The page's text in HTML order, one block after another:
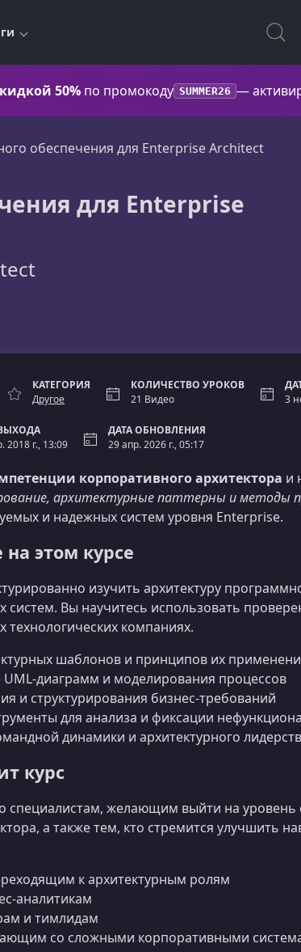
50% по промокоду SUMMER26 —
обеспечения для Enterprise Architect
для Enterprise
КАТЕГОРИЯ
Другое
КОЛИЧЕСТВО УРОКОВ
21 Видео
3
2018 г., 13:09
ДАТА ОБНОВЛЕНИЯ
29 апр. 2026 г., 05:17
корпоративного архитектора и
архитектурные паттерны и методы
и надежных систем уровня Enterprise.
этом курсе
изучить архитектуру
систем. Вы научитесь использовать
компаниях.
шаблонов и принципов их
UML‑диаграмм и моделирования процессов
и структурирования бизнес‑требований
для анализа и фиксации
динамики и архитектурного
курс
специалистам, желающим выйти на уровень
а также тем, кто стремится улучшить
к архитектурным ролям
и тимлидам
со сложными корпоративными